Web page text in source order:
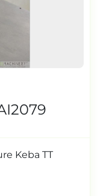
Keba TT